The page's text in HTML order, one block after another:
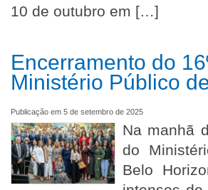
10 de outubro em […]
Encerramento do
Ministério Público
Publicação em 5 de setembro de 2025
Na manhã
do
Belo